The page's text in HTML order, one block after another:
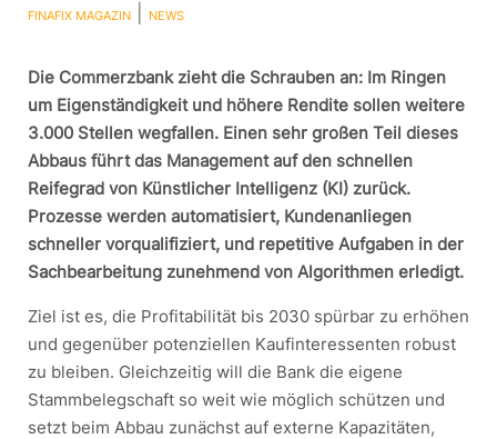
FINAFIX MAGAZIN| NEWS
Die Commerzbank zieht die Schrauben an: Im Ringen
um Eigenständigkeit und höhere Rendite sollen weitere
3.000 Stellen wegfallen. Einen sehr großen Teil dieses
Abbaus führt das Management auf den schnellen
Reifegrad von Künstlicher Intelligenz (KI) zurück.
Prozesse werden automatisiert, Kundenanliegen
schneller vorqualifiziert, und repetitive Aufgaben in der
Sachbearbeitung zunehmend von Algorithmen erledigt.
Ziel ist es, die Profitabilität bis 2030 spürbar zu erhöhen
und gegenüber potenziellen Kaufinteressenten robust
zu bleiben. Gleichzeitig will die Bank die eigene
Stammbelegschaft so weit wie möglich schützen und
setzt beim Abbau zunächst auf externe Kapazitäten,